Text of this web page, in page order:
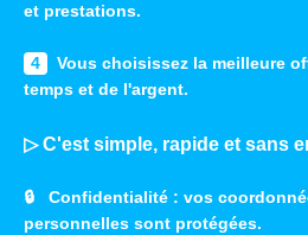
et prestations.
4
Vous choisissez la meilleure
temps et de l'argent.
▷ C'est simple, rapide et sans
🔒 Confidentialité : vos
personnelles sont protégées.